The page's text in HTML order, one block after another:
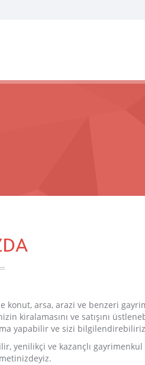
arsa, arazi ve benzeri
kiralamasını ve satışını
yapabilir ve sizi
yenilikçi ve kazançlı gayrimenkul